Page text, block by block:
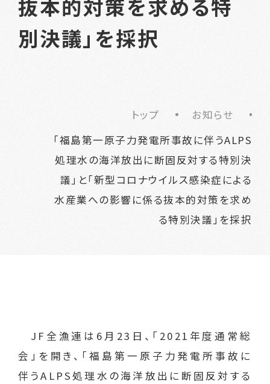
抜本的対策を求める特
別決議」を採択
トップ
お知らせ
「福島第一原子力発電所事故に伴うALPS
処理水の海洋放出に断固反対する特別決
議」と「新型コロナウイルス感染症による
水産業への影響に係る抜本的対策を求め
る特別決議」を採択
JF全漁連は6月23日、「2021年度通常総
会」を開き、「福島第一原子力発電所事故に
伴うALPS処理水の海洋放出に断固反対する